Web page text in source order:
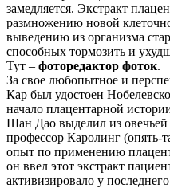
замедляется. Экстракт
размножению новой
выведению из организма
способных тормозить и
Тут – фоторедактор фоток.
За свое любопытное и
Кар был удостоен
начало плацентарной
Шан Дао выделил из овечьей
профессор Каролинг (опять-
опыт по применению
он ввел этот экстракт
активизировало у